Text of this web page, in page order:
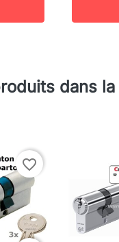
dans la
favorite_border